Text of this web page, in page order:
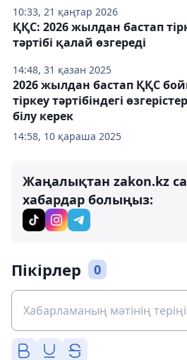
10:33, 21 қаңтар 2026
14:48, 31 қазан 2025
ҚҚС: 2026 жылдан бастап
тәртібі қалай өзгереді
14:58, 10 қараша 2025
2026 жылдан бастап ҚҚС
тіркеу тәртібіндегі
білу керек
Жаңалықтан zakon.kz
хабардар болыңыз:
Пікірлер 0